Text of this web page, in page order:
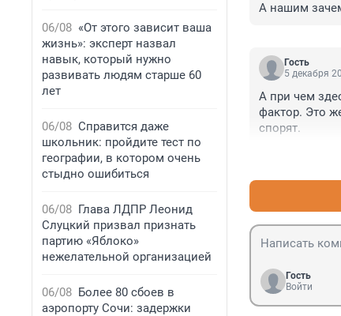
06/08 «От этого зависит ваша
жизнь»: эксперт назвал
навык, который нужно
развивать людям старше 60
лет
06/08 Справится даже
школьник: пройдите тест по
географии, в котором очень
стыдно ошибиться
06/08 Глава ЛДПР Леонид
Слуцкий призвал признать
партию «Яблоко»
нежелательной организацией
06/08 Более 80 сбоев в
аэропорту Сочи: задержки
А нашим
Гость
5 декабря
А при чем
фактор. Это
спорят.
Гость
Войти